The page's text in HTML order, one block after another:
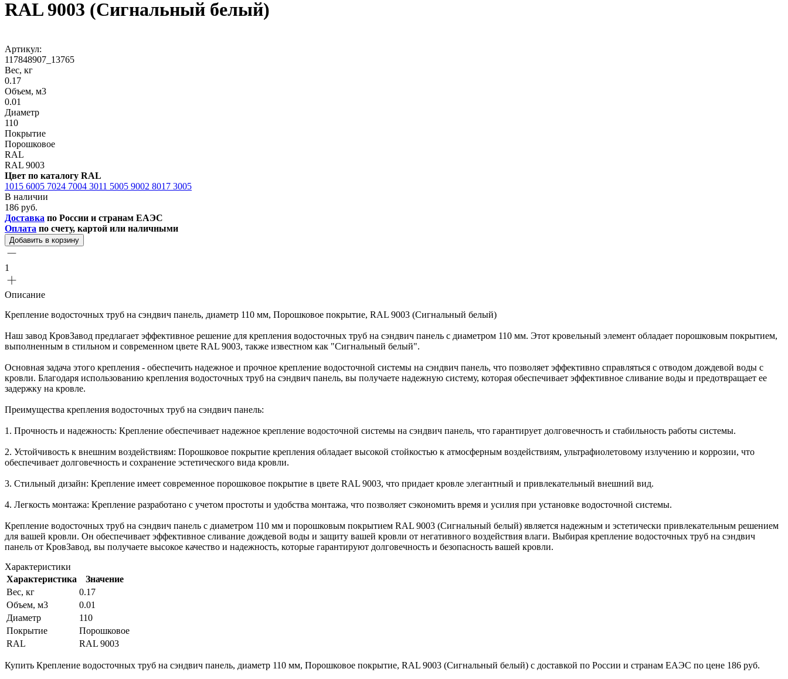
RAL 9003 (Сигнальный белый)
Артикул:
117848907_13765
Вес, кг
0.17
Объем, м3
0.01
Диаметр
110
Покрытие
Порошковое
RAL
RAL 9003
Цвет по каталогу RAL
1015 6005 7024 7004 3011 5005 9002 8017 3005
В наличии
186 руб.
Доставка по России и странам ЕАЭС
Оплата по счету, картой или наличными
Добавить в корзину
1
Описание
Крепление водосточных труб на сэндвич панель, диаметр 110 мм, Порошковое покрытие, RAL 9003 (Сигнальный белый)
Наш завод КровЗавод предлагает эффективное решение для крепления водосточных труб на сэндвич панель с диаметром 110 мм. Этот кровельный элемент обладает порошковым покрытием,
выполненным в стильном и современном цвете RAL 9003, также известном как "Сигнальный белый".
Основная задача этого крепления - обеспечить надежное и прочное крепление водосточной системы на сэндвич панель, что позволяет эффективно справляться с отводом дождевой воды с
кровли. Благодаря использованию крепления водосточных труб на сэндвич панель, вы получаете надежную систему, которая обеспечивает эффективное сливание воды и предотвращает ее
задержку на кровле.
Преимущества крепления водосточных труб на сэндвич панель:
1. Прочность и надежность: Крепление обеспечивает надежное крепление водосточной системы на сэндвич панель, что гарантирует долговечность и стабильность работы системы.
2. Устойчивость к внешним воздействиям: Порошковое покрытие крепления обладает высокой стойкостью к атмосферным воздействиям, ультрафиолетовому излучению и коррозии, что
обеспечивает долговечность и сохранение эстетического вида кровли.
3. Стильный дизайн: Крепление имеет современное порошковое покрытие в цвете RAL 9003, что придает кровле элегантный и привлекательный внешний вид.
4. Легкость монтажа: Крепление разработано с учетом простоты и удобства монтажа, что позволяет сэкономить время и усилия при установке водосточной системы.
Крепление водосточных труб на сэндвич панель с диаметром 110 мм и порошковым покрытием RAL 9003 (Сигнальный белый) является надежным и эстетически привлекательным решением
для вашей кровли. Он обеспечивает эффективное сливание дождевой воды и защиту вашей кровли от негативного воздействия влаги. Выбирая крепление водосточных труб на сэндвич
панель от КровЗавод, вы получаете высокое качество и надежность, которые гарантируют долговечность и безопасность вашей кровли.
Характеристики
Характеристика
Значение
Вес, кг
0.17
Объем, м3
0.01
Диаметр
110
Покрытие
Порошковое
RAL
RAL 9003
Купить Крепление водосточных труб на сэндвич панель, диаметр 110 мм, Порошковое покрытие, RAL 9003 (Сигнальный белый) с доставкой по России и странам ЕАЭС по цене 186 руб.